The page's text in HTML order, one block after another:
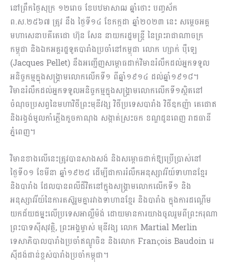
នៅព្រឹកថ្ងៃសុក្រ ១២រោច ខែបឋមាសាឍ ឆ្នាំថោះ បញ្ចស័ក
ព.ស.២៥៦៧ ត្រូវ នឹង ថ្ងៃទី១៤ ខែកក្កដា ឆ្នាំ២០២៣ នេះ សម្តេចអគ្គ
មហាសេនាបតីតេជោ ហ៊ុន សែន នាយករដ្ឋមន្ត្រី នៃព្រះរាជាណាចក្រ
កម្ពុជា និងឯកអគ្គរដ្ឋទូតបារាំងប្រចាំនៅកម្ពុជា លោក ហ្សាក់ ប៉ឺឡេ
(Jacques Pellet) នឹងអញ្ជើញសម្ពោធដាក់វិមានរំលឹកដល់អ្នកទទួល
អនិច្ចកម្មក្នុងសង្គ្រាមលោកលើកទី១ ពីឆ្នាំ១៩១៤ ដល់ឆ្នាំ១៩១៨។
វិមានរំលឹកដល់អ្នកទទួលអនិច្ចកម្មក្នុងសង្គ្រាមលោកលើកទី១ស្ថិតនៅ
ចំណុចប្រសព្វនៃមហាវិថីព្រះមុនីវង្ស វិថីប្រទេសបារាំង វិថីឧកញ៉ា តេជោឥ
និងរង្វង់មូលកាំភ្លើងកួចកាណុង សង្កាត់ស្រះចក ខណ្ឌដូនពេញ រាជធានី
ភ្នំពេញ។
វិមានខាងលើនេះត្រូវបានសាងសង់ និងសម្ពោធដាក់ឱ្យប្រើប្រាស់នៅ
ថ្ងៃទី០១ ខែមីនា ឆ្នាំ១៩២៥ ដើម្បីជាការរំលឹកអនុស្សាវរីយ៍ទាហានខ្មែរ
និងបារាំង ដែលបានពលីជីវិតនៅក្នុងសង្គ្រាមលោកលើកទី១ និង
អនុស្សាវរីយ៍នៃការតស៊ូរួមគ្នារវាងទាហានខ្មែរ និងបារាំង ក្នុងការដណ្តើម
យកជ័យជម្នះលើប្រទេសអាល្លឺម៉ង់ ដោយមានការយាងចូលរួមពីព្រះករុណា
ព្រះបាទស៊ីសុវត្ថិ, ព្រះអង្គម្ចាស់ មុនីវង្ស លោក Martial Merlin
ទេសាភិបាលបារាំងប្រចាំឥណ្ឌូចិន និងលោក François Baudoin រេ
ស៊ីដង់ជាន់ខ្ពស់បារាំងប្រចាំកម្ពុជា។